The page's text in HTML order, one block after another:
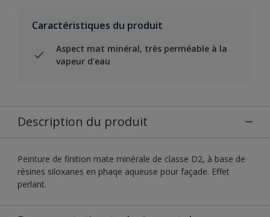
Caractéristiques du produit
Aspect mat minéral, très perméable à la
vapeur d'eau
Description du produit
Peinture de finition mate minérale de classe D2, à base de
résines siloxanes en phaqe aqueuse pour façade. Effet
perlant.